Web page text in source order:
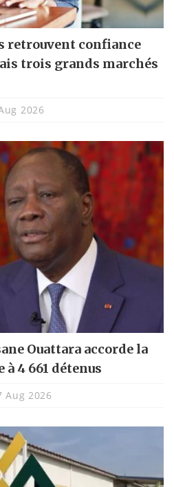
retrouvent confiance
trois grands marchés
2026
Ouattara accorde la
4 661 détenus
Aug 2026